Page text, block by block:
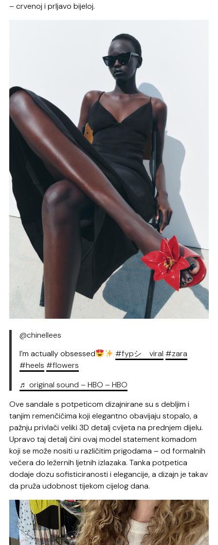
– crvenoj i prljavo bijeloj.
@chinellees
I’m actually obsessed
#fypシ゚viral #zara
#heels #flowers
♬ original sound – HBO – HBO
Ove sandale s potpeticom dizajnirane su s debljim i
tanjim remenčićima koji elegantno obavijaju stopalo, a
pažnju privlači veliki 3D detalj cvijeta na prednjem dijelu.
Upravo taj detalj čini ovaj model statement komadom
koji se može nositi u različitim prigodama – od formalnih
večera do ležernih ljetnih izlazaka. Tanka potpetica
dodaje dozu sofisticiranosti i elegancije, a dizajn je takav
da pruža udobnost tijekom cijelog dana.